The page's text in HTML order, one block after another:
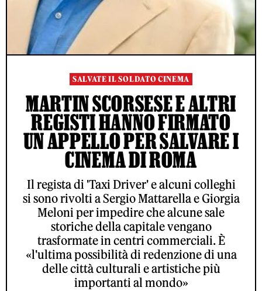
SALVATE IL SOLDATO CINEMA
MARTIN SCORSESE E ALTRI
REGISTI HANNO FIRMATO
UN APPELLO PER SALVARE I
CINEMA DI ROMA
Il regista di 'Taxi Driver' e alcuni colleghi
si sono rivolti a Sergio Mattarella e Giorgia
Meloni per impedire che alcune sale
storiche della capitale vengano
trasformate in centri commerciali. È
«l'ultima possibilità di redenzione di una
delle città culturali e artistiche più
importanti al mondo»